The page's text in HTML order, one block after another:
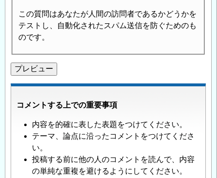
この質問はあなたが人間の訪問者であるかどうかを
テストし、自動化されたスパム送信を防ぐためのも
のです。
コメントする上での重要事項
内容を的確に表した表題をつけてください。
テーマ、論点に沿ったコメントをつけてくださ
い。
投稿する前に他の人のコメントを読んで、内容
の単純な重複を避けるようにしてください。